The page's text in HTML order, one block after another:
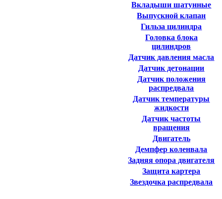
Вкладыши шатунные
Выпускной клапан
Гильза цилиндра
Головка блока
цилиндров
Датчик давления масла
Датчик детонации
Датчик положения
распредвала
Датчик температуры
жидкости
Датчик частоты
вращения
Двигатель
Демпфер коленвала
Задняя опора двигателя
Защита картера
Звездочка распредвала